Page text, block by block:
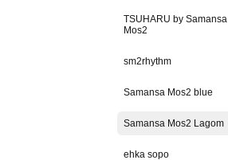
TSUHARU by Samansa
Mos2
sm2rhythm
Samansa Mos2 blue
Samansa Mos2 Lagom
ehka sopo